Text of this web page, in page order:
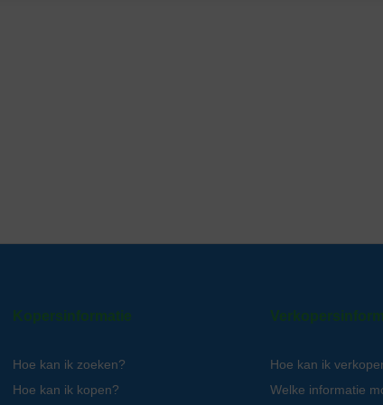
Kopersinformatie
Hoe kan ik zoeken?
Hoe kan ik kopen?
Hoe kan ik
Welke informatie